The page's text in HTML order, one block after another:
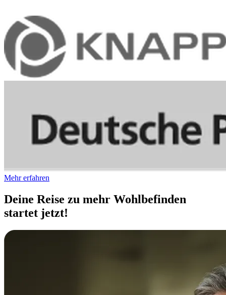
Mehr erfahren
Deine Reise zu mehr Wohlbefinden
startet jetzt!